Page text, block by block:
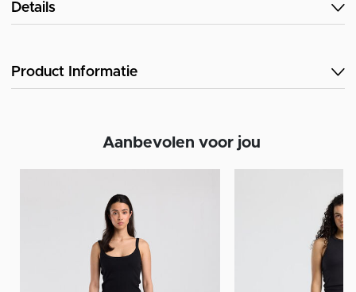
Details
Product Informatie
Aanbevolen voor jou